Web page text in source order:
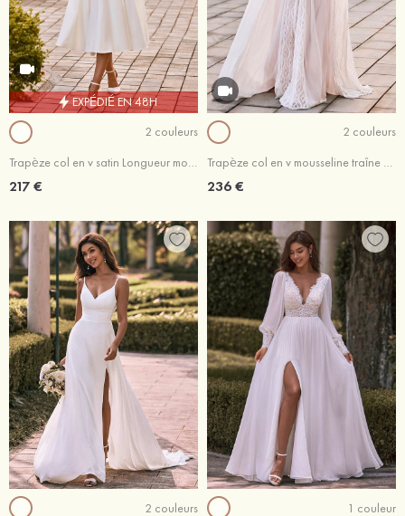
EXPÉDIÉ EN 48H
2 couleurs
Trapèze col en v satin Longueur mollet robe de mariée avec dentelle plissé
217 €
2 couleurs
Trapèze col en v mousseline traîne courte robe de mariée avec dentelle
236 €
2 couleurs
1 couleur